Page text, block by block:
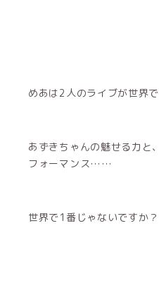
めあは2人のライブが世界
あずきちゃんの魅せる力と
フォーマンス……
世界で1番じゃないですか？